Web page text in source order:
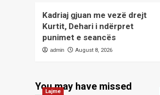
Kadriaj gjuan me vezë drejt
Kurtit, Dehari i ndërpret
punimet e seancës
admin August 8, 2026
You may have missed
Lajme